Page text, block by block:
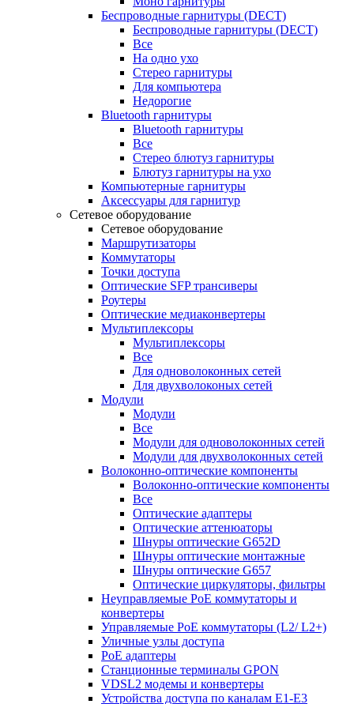
Беспроводные гарнитуры (DECT)
Беспроводные гарнитуры (DECT)
Все
На одно ухо
Стерео гарнитуры
Для компьютера
Недорогие
Bluetooth гарнитуры
Bluetooth гарнитуры
Все
Стерео блютуз гарнитуры
Блютуз гарнитуры на ухо
Компьютерные гарнитуры
Аксессуары для гарнитур
Сетевое оборудование
Сетевое оборудование
Маршрутизаторы
Коммутаторы
Точки доступа
Оптические SFP трансиверы
Роутеры
Оптические медиаконвертеры
Мультиплексоры
Мультиплексоры
Все
Для одноволоконных сетей
Для двухволоконых сетей
Модули
Модули
Все
Модули для одноволоконных сетей
Модули для двухволоконных сетей
Волоконно-оптические компоненты
Волоконно-оптические компоненты
Все
Оптические адаптеры
Оптические аттенюаторы
Шнуры оптические G652D
Шнуры оптические монтажные
Шнуры оптические G657
Оптические циркуляторы, фильтры
Неуправляемые PoE коммутаторы и
конвертеры
Управляемые PoE коммутаторы (L2/ L2+)
Уличные узлы доступа
PoE адаптеры
Станционные терминалы GPON
VDSL2 модемы и конвертеры
Устройства доступа по каналам E1-E3